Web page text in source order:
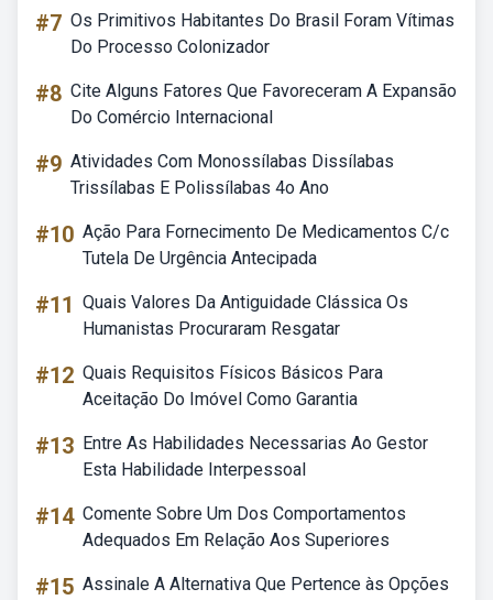
#7 Os Primitivos Habitantes Do Brasil Foram Vítimas
Do Processo Colonizador
#8 Cite Alguns Fatores Que Favoreceram A Expansão
Do Comércio Internacional
#9 Atividades Com Monossílabas Dissílabas
Trissílabas E Polissílabas 4o Ano
#10 Ação Para Fornecimento De Medicamentos C/c
Tutela De Urgência Antecipada
#11 Quais Valores Da Antiguidade Clássica Os
Humanistas Procuraram Resgatar
#12 Quais Requisitos Físicos Básicos Para
Aceitação Do Imóvel Como Garantia
#13 Entre As Habilidades Necessarias Ao Gestor
Esta Habilidade Interpessoal
#14 Comente Sobre Um Dos Comportamentos
Adequados Em Relação Aos Superiores
#15 Assinale A Alternativa Que Pertence às Opções